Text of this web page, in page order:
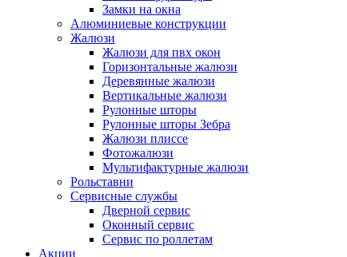
Замки на окна
Алюминиевые конструкции
Жалюзи
Жалюзи для пвх окон
Горизонтальные жалюзи
Деревянные жалюзи
Вертикальные жалюзи
Рулонные шторы
Рулонные шторы Зебра
Жалюзи плиссе
Фотожалюзи
Мультифактурные жалюзи
Рольставни
Сервисные службы
Дверной сервис
Оконный сервис
Сервис по роллетам
Акции